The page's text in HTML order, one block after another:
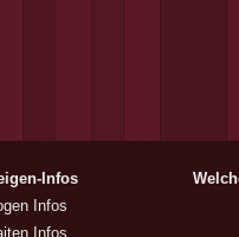
Infos
Infos
Infos